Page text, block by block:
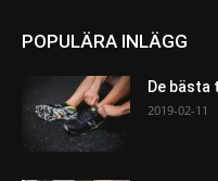
POPULÄRA INLÄGG
De bästa
2019-02-11